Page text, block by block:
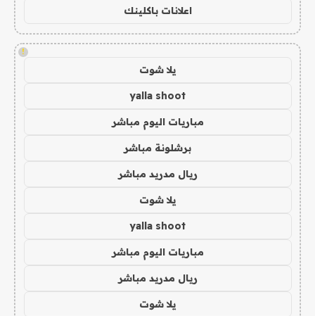
اعلانات باكلينك
!
يلا شوت
yalla shoot
مباريات اليوم مباشر
برشلونة مباشر
ريال مدريد مباشر
يلا شوت
yalla shoot
مباريات اليوم مباشر
ريال مدريد مباشر
يلا شوت